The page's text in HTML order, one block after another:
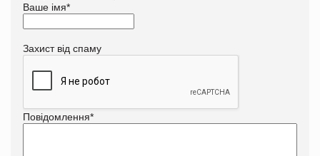
Ваше імя*
Захист від спаму
Повідомлення*